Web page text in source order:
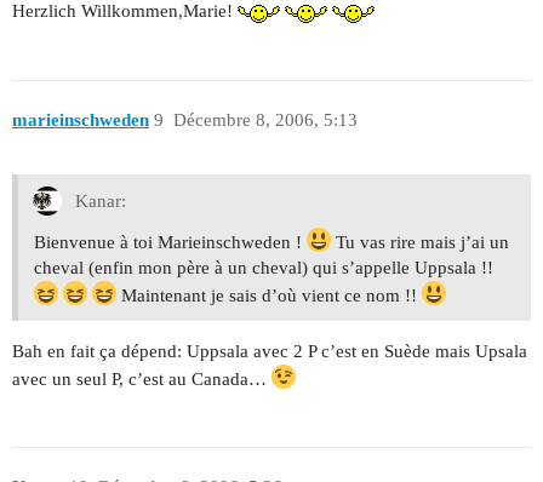
Herzlich Willkommen,Marie!
marieinschweden Décembre 8, 2006, 5:13
9
Kanar:
Bienvenue à toi Marieinschweden !
Tu vas rire mais j’ai un
cheval (enfin mon père à un cheval) qui s’appelle Uppsala !!
Maintenant je sais d’où vient ce nom !!
Bah en fait ça dépend: Uppsala avec 2 P c’est en Suède mais Upsala
avec un seul P, c’est au Canada…